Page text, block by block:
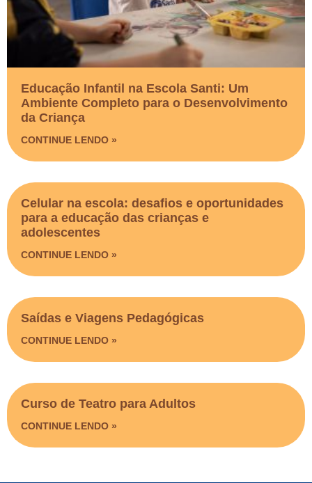
Educação Infantil na Escola Santi: Um
Ambiente Completo para o Desenvolvimento
da Criança
CONTINUE LENDO »
Celular na escola: desafios e oportunidades
para a educação das crianças e
adolescentes
CONTINUE LENDO »
Saídas e Viagens Pedagógicas​
CONTINUE LENDO »
Curso de Teatro para Adultos
CONTINUE LENDO »